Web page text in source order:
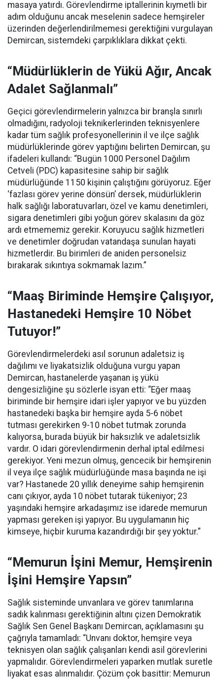
masaya yatırdı. Görevlendirme iptallerinin kıymetli bir
adım olduğunu ancak meselenin sadece hemşireler
üzerinden değerlendirilmemesi gerektiğini vurgulayan
Demircan, sistemdeki çarpıklıklara dikkat çekti.
“Müdürlüklerin de Yükü Ağır, Ancak
Adalet Sağlanmalı”
Geçici görevlendirmelerin yalnızca bir branşla sınırlı
olmadığını, radyoloji teknikerlerinden teknisyenlere
kadar tüm sağlık profesyonellerinin il ve ilçe sağlık
müdürlüklerinde görev yaptığını belirten Demircan, şu
ifadeleri kullandı: “Bugün 1000 Personel Dağılım
Cetveli (PDC) kapasitesine sahip bir sağlık
müdürlüğünde 1150 kişinin çalıştığını görüyoruz. Eğer
‘fazlası görev yerine dönsün’ dersek, müdürlüklerin
halk sağlığı laboratuvarları, özel ve kamu denetimleri,
sigara denetimleri gibi yoğun görev skalasını da göz
ardı etmememiz gerekir. Koruyucu sağlık hizmetleri
ve denetimler doğrudan vatandaşa sunulan hayati
hizmetlerdir. Bu birimleri de aniden personelsiz
bırakarak sıkıntıya sokmamak lazım.”
“Maaş Biriminde Hemşire Çalışıyor,
Hastanedeki Hemşire 10 Nöbet
Tutuyor!”
Görevlendirmelerdeki asıl sorunun adaletsiz iş
dağılımı ve liyakatsizlik olduğuna vurgu yapan
Demircan, hastanelerde yaşanan iş yükü
dengesizliğine şu sözlerle isyan etti: “Eğer maaş
biriminde bir hemşire idari işler yapıyor ve bu yüzden
hastanedeki başka bir hemşire ayda 5-6 nöbet
tutması gerekirken 9-10 nöbet tutmak zorunda
kalıyorsa, burada büyük bir haksızlık ve adaletsizlik
vardır. O idari görevlendirmenin derhal iptal edilmesi
gerekiyor. Yeni mezun olmuş, gencecik bir hemşirenin
il veya ilçe sağlık müdürlüğünde masa başında ne işi
var? Hastanede 20 yıllık deneyime sahip hemşirenin
canı çıkıyor, ayda 10 nöbet tutarak tükeniyor; 23
yaşındaki hemşire arkadaşımız ise idarede memurun
yapması gereken işi yapıyor. Bu uygulamanın hiç
kimseye, hiçbir kuruma kazandırdığı bir şey yoktur.”
“Memurun İşini Memur, Hemşirenin
İşini Hemşire Yapsın”
Sağlık sisteminde unvanlara ve görev tanımlarına
sadık kalınması gerektiğinin altını çizen Demokratik
Sağlık Sen Genel Başkanı Demircan, açıklamasını şu
çağrıyla tamamladı: “Unvanı doktor, hemşire veya
teknisyen olan sağlık çalışanları kendi asil görevlerini
yapmalıdır. Görevlendirmeleri yaparken mutlak suretle
liyakat esas alınmalıdır. Çözüm çok basittir: Memurun